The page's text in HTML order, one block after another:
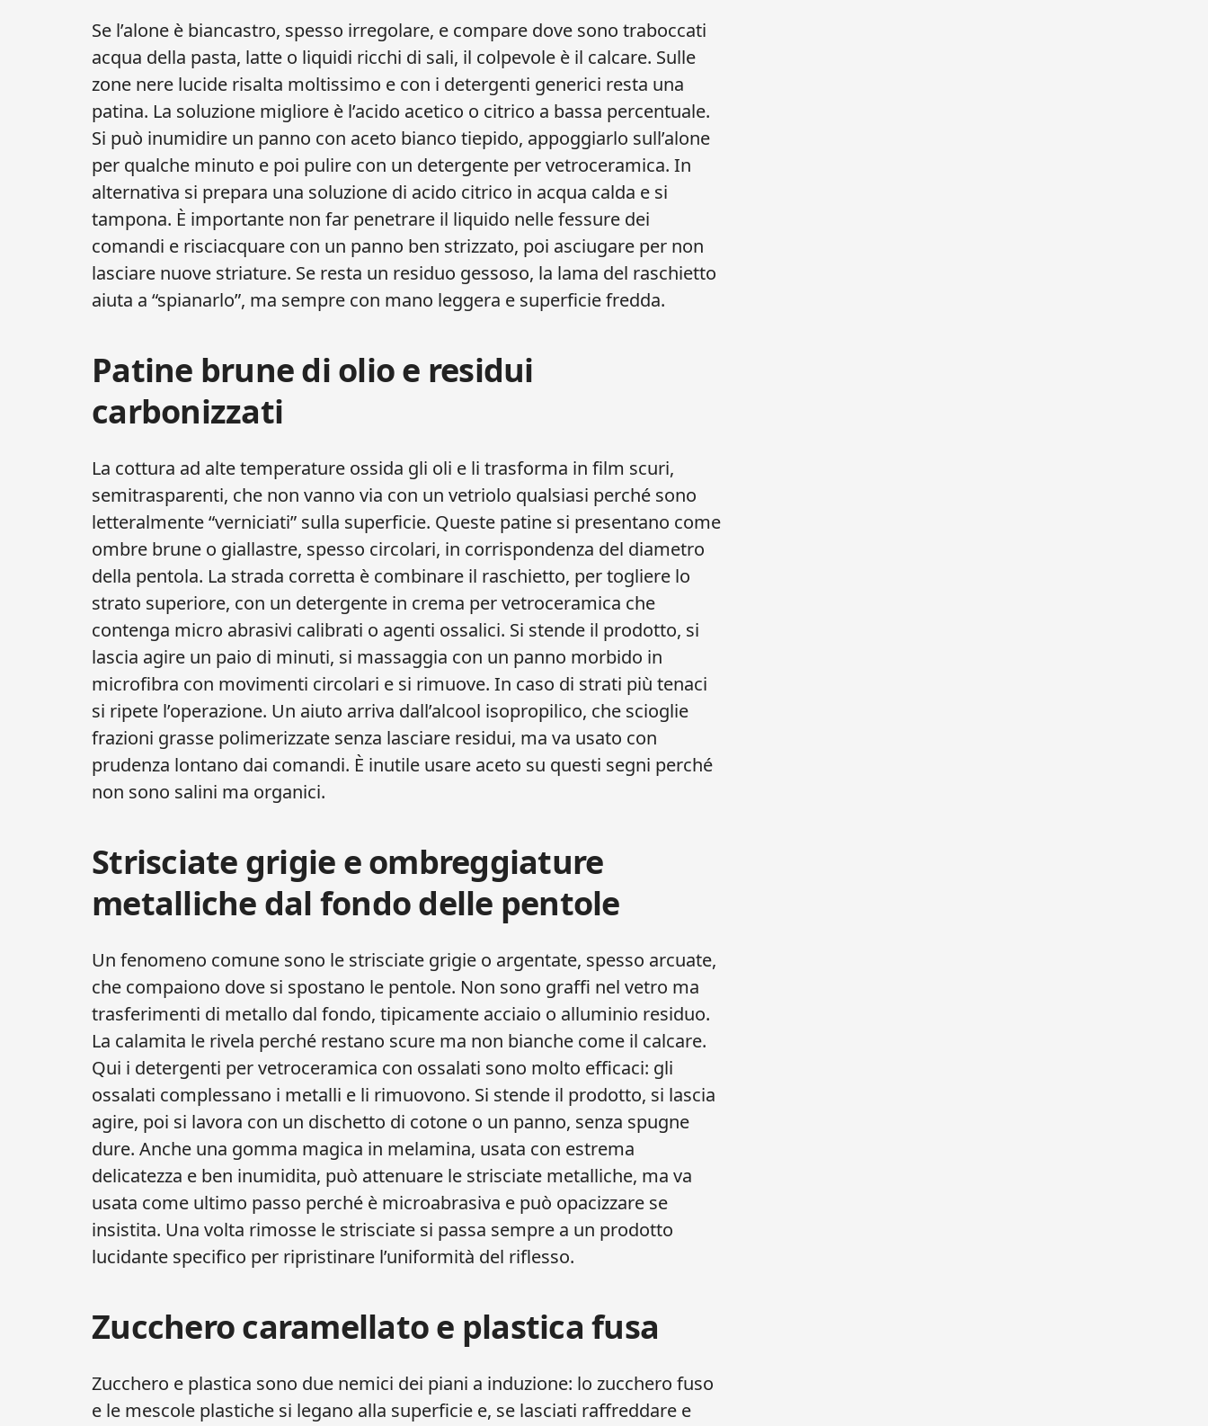
Se l’alone è biancastro, spesso irregolare, e compare dove sono traboccati
acqua della pasta, latte o liquidi ricchi di sali, il colpevole è il calcare. Sulle
zone nere lucide risalta moltissimo e con i detergenti generici resta una
patina. La soluzione migliore è l’acido acetico o citrico a bassa percentuale.
Si può inumidire un panno con aceto bianco tiepido, appoggiarlo sull’alone
per qualche minuto e poi pulire con un detergente per vetroceramica. In
alternativa si prepara una soluzione di acido citrico in acqua calda e si
tampona. È importante non far penetrare il liquido nelle fessure dei
comandi e risciacquare con un panno ben strizzato, poi asciugare per non
lasciare nuove striature. Se resta un residuo gessoso, la lama del raschietto
aiuta a “spianarlo”, ma sempre con mano leggera e superficie fredda.
Patine brune di olio e residui
carbonizzati
La cottura ad alte temperature ossida gli oli e li trasforma in film scuri,
semitrasparenti, che non vanno via con un vetriolo qualsiasi perché sono
letteralmente “verniciati” sulla superficie. Queste patine si presentano come
ombre brune o giallastre, spesso circolari, in corrispondenza del diametro
della pentola. La strada corretta è combinare il raschietto, per togliere lo
strato superiore, con un detergente in crema per vetroceramica che
contenga micro abrasivi calibrati o agenti ossalici. Si stende il prodotto, si
lascia agire un paio di minuti, si massaggia con un panno morbido in
microfibra con movimenti circolari e si rimuove. In caso di strati più tenaci
si ripete l’operazione. Un aiuto arriva dall’alcool isopropilico, che scioglie
frazioni grasse polimerizzate senza lasciare residui, ma va usato con
prudenza lontano dai comandi. È inutile usare aceto su questi segni perché
non sono salini ma organici.
Strisciate grigie e ombreggiature
metalliche dal fondo delle pentole
Un fenomeno comune sono le strisciate grigie o argentate, spesso arcuate,
che compaiono dove si spostano le pentole. Non sono graffi nel vetro ma
trasferimenti di metallo dal fondo, tipicamente acciaio o alluminio residuo.
La calamita le rivela perché restano scure ma non bianche come il calcare.
Qui i detergenti per vetroceramica con ossalati sono molto efficaci: gli
ossalati complessano i metalli e li rimuovono. Si stende il prodotto, si lascia
agire, poi si lavora con un dischetto di cotone o un panno, senza spugne
dure. Anche una gomma magica in melamina, usata con estrema
delicatezza e ben inumidita, può attenuare le strisciate metalliche, ma va
usata come ultimo passo perché è microabrasiva e può opacizzare se
insistita. Una volta rimosse le strisciate si passa sempre a un prodotto
lucidante specifico per ripristinare l’uniformità del riflesso.
Zucchero caramellato e plastica fusa
Zucchero e plastica sono due nemici dei piani a induzione: lo zucchero fuso
e le mescole plastiche si legano alla superficie e, se lasciati raffreddare e